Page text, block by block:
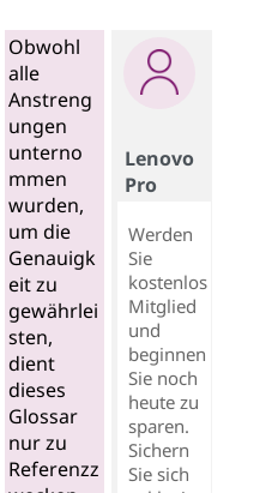
Obwohl
alle
Anstreng
ungen
unterno
mmen
wurden,
um die
Genauigk
eit zu
gewährlei
sten,
dient
dieses
Glossar
nur zu
Referenzz
Lenovo
Pro
Werden
Sie
kostenlos
Mitglied
und
beginnen
Sie noch
heute zu
sparen.
Sichern
Sie sich